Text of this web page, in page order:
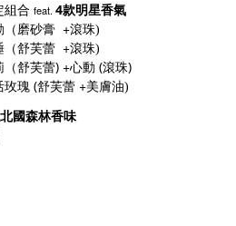
組合 feat. 4款明星香氣
（磨砂膏 +滾珠)
（舒芙蕾 +滾珠)
（舒芙蕾) +心動 (滾珠)
玫瑰 (舒芙蕾 +美膚油)
國森林香味